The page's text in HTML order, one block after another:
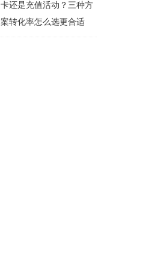
卡还是充值活动？三种方
案转化率怎么选更合适